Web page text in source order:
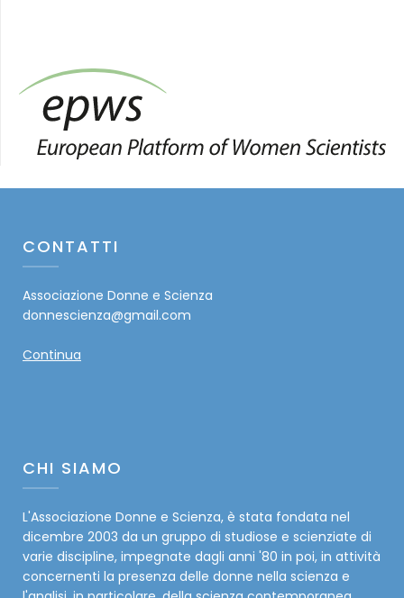
CONTATTI
Associazione Donne e Scienza
donnescienza@gmail.com
Continua
CHI SIAMO
L'Associazione Donne e Scienza, è stata fondata nel
dicembre 2003 da un gruppo di studiose e scienziate di
varie discipline, impegnate dagli anni '80 in poi, in attività
concernenti la presenza delle donne nella scienza e